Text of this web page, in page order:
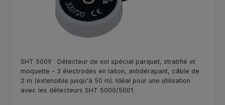
SHT 5009 : Détecteur de sol spécial parquet, stratifié et
moquette – 3 électrodes en laiton, antidérapant, câble de
2 m (extensible jusqu'à 50 m). Idéal pour une utilisation
avec les détecteurs SHT 5000/5001.